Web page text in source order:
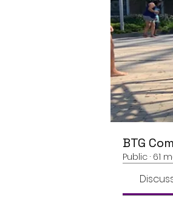
BTG
Public · 61